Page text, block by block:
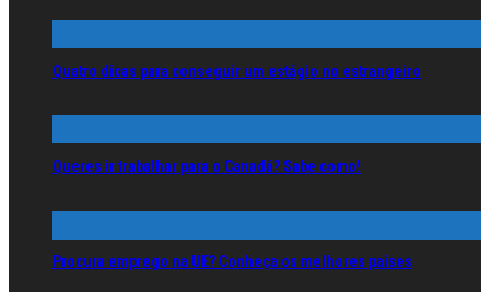
Quatro dicas para conseguir um estágio no estrangeiro
Queres ir trabalhar para o Canadá? Sabe como!
Procura emprego na UE? Conheça os melhores países